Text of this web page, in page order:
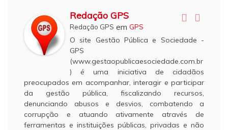
Redação GPS
Redação GPS em GPS
O site Gestão Pública e Sociedade -
GPS
(www.gestaopublicaesociedade.com.br
) é uma iniciativa de cidadãos
preocupados em acompanhar, interagir e participar
da gestão pública, fiscalizando recursos,
denunciando abusos e desvios, combatendo a
corrupção e atuando ativamente através de
ferramentas e instituições públicas, privadas e não